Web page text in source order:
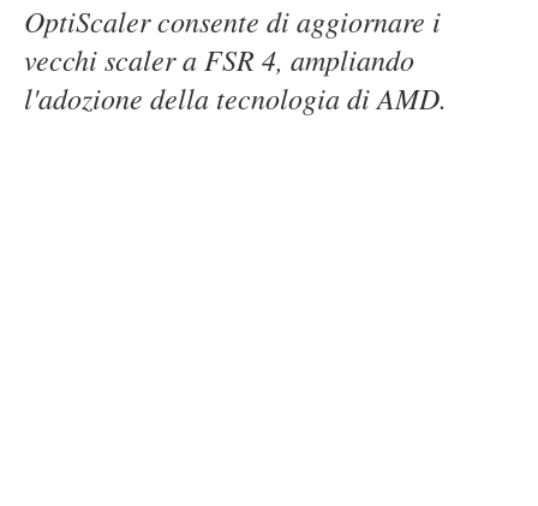
OptiScaler consente di aggiornare i
vecchi scaler a FSR 4, ampliando
l'adozione della tecnologia di AMD.